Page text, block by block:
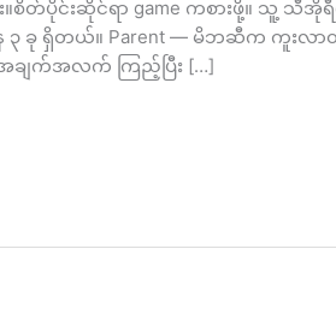
ပိုင်းဆိုင်ရာ game ကစားဖို့။ သူ့ သီအို
၃ ခု ရှိတယ်။ Parent — မိဘဆီက ကူးလာ
ချက်အလက် ကြည့်ပြီး […]